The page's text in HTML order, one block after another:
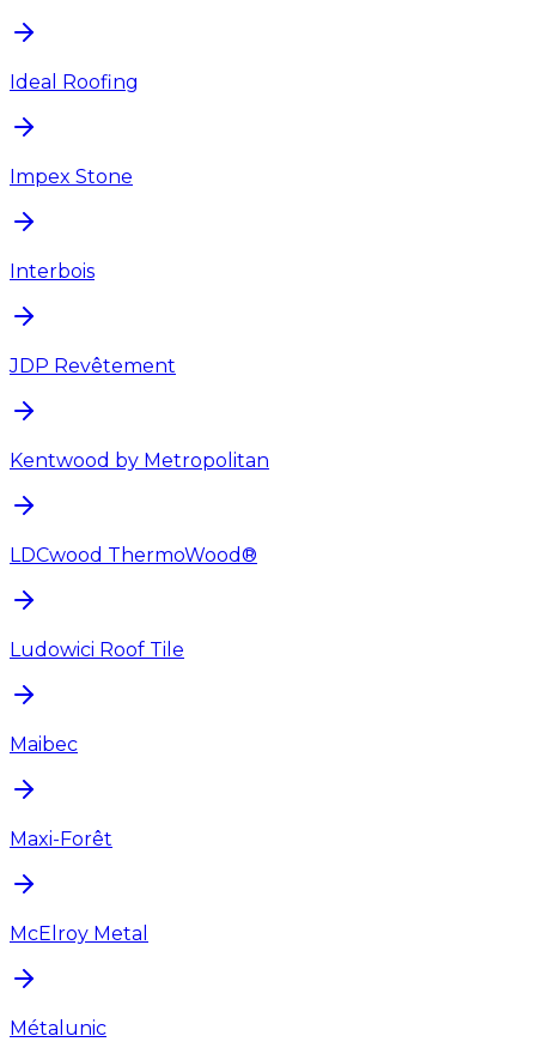
Ideal Roofing
Impex Stone
Interbois
JDP Revêtement
Kentwood by Metropolitan
LDCwood ThermoWood®
Ludowici Roof Tile
Maibec
Maxi-Forêt
McElroy Metal
Métalunic